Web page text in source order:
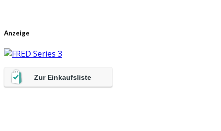
Anzeige
Zur Einkaufsliste